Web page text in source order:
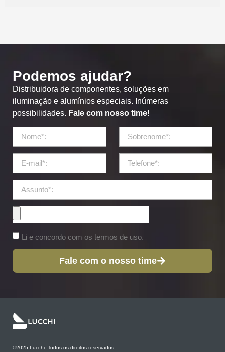
Podemos ajudar?
Distribuidora de componentes, soluções em
iluminação e alumínios especiais. Inúmeras
possibilidades. Fale com nosso time!
Li e concordo com os termos de uso.
Fale com o nosso time
©2025 Lucchi. Todos os direitos reservados.